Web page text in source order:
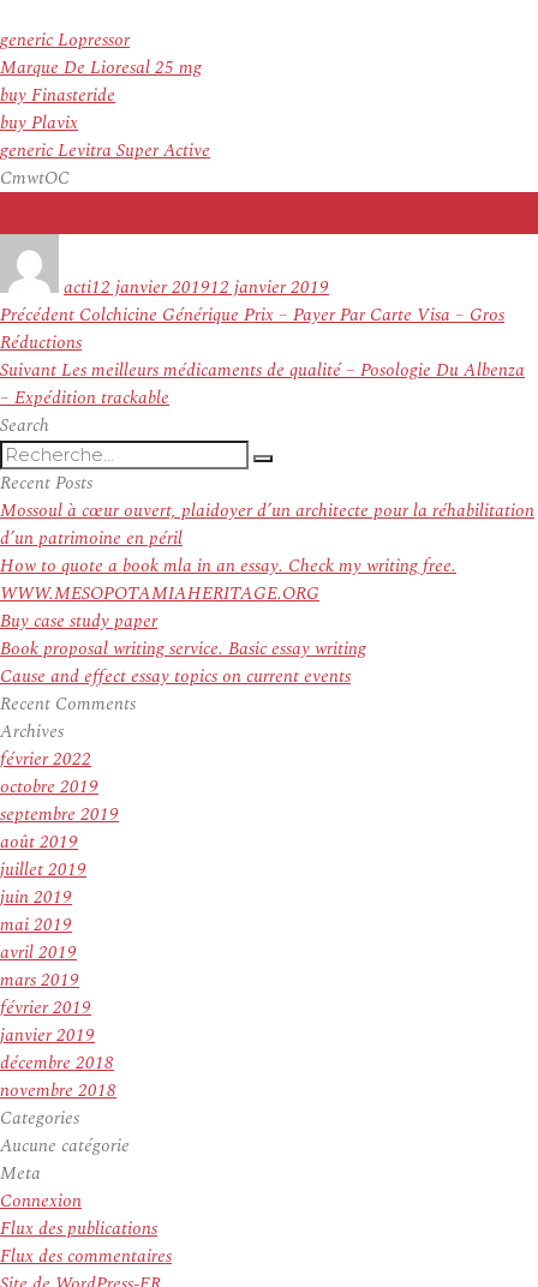
generic Lopressor
Marque De Lioresal 25 mg
buy Finasteride
buy Plavix
generic Levitra Super Active
CmwtOC
actile
12 janvier 201912 janvier 2019
Navigation
de
l’article
Précédent Article
précédent :
Colchicine Générique Prix – Payer Par Carte Visa – Gros
Réductions
SuivantArticle
suivant :
Les meilleurs médicaments de qualité – Posologie Du Albenza
– Expédition trackable
Search
Recherche
pour
:
Recherche
Recent Posts
Mossoul à cœur ouvert, plaidoyer d’un architecte pour la réhabilitation
d’un patrimoine en péril
How to quote a book mla in an essay. Check my writing free.
WWW.MESOPOTAMIAHERITAGE.ORG
Buy case study paper
Book proposal writing service. Basic essay writing
Cause and effect essay topics on current events
Recent Comments
Archives
février 2022
octobre 2019
septembre 2019
août 2019
juillet 2019
juin 2019
mai 2019
avril 2019
mars 2019
février 2019
janvier 2019
décembre 2018
novembre 2018
Categories
Aucune catégorie
Meta
Connexion
Flux des publications
Flux des commentaires